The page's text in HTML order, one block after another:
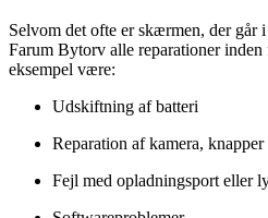
Selvom det ofte er skærmen, der går
Farum Bytorv alle reparationer
eksempel være:
Udskiftning af batteri
Reparation af kamera,
Fejl med opladningsport eller